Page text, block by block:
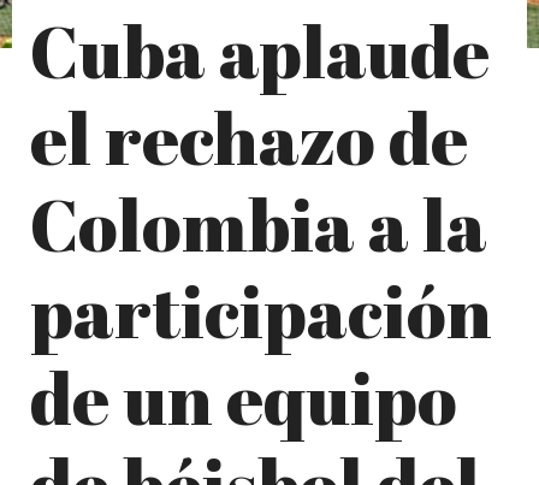
Cuba aplaude
el rechazo de
Colombia a la
participación
de un equipo